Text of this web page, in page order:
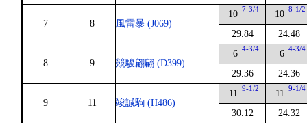
7 8 風雷暴 (J069)
10 7-3/4
29.84
10 8-1/2
24.48
8 9 競駿翩翩 (D399)
6 4-3/4
29.36
6 4-3/4
24.36
9 11 竣誠駒 (H486)
11 9-1/2
30.12
11 9-1/4
24.32